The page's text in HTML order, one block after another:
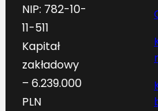
NIP: 782-10-
11-511
Kapitał
zakładowy
– 6.239.000
PLN